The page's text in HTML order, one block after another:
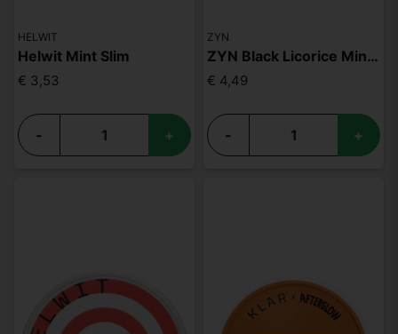
HELWIT
Helwit Mint Slim
€ 3,53
- +
ZYN
ZYN Black Licorice Mini S2
€ 4,49
- +